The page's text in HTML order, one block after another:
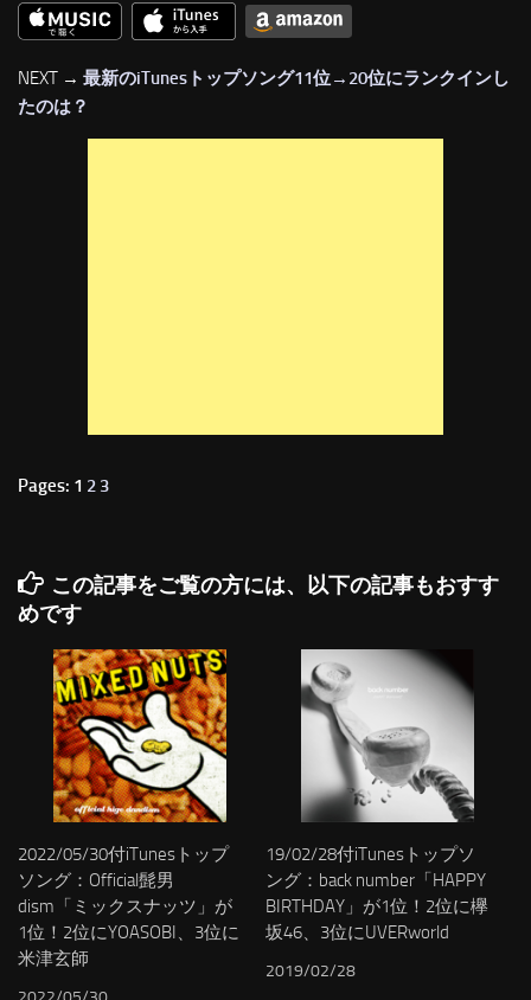
NEXT → 最新のiTunesトップソング11位→20位にランクインし
たのは？
Pages: 1 2 3
この記事をご覧の方には、以下の記事もおすす
めです
2022/05/30付iTunesトップ
ソング：Official髭男
dism「ミックスナッツ」が
1位！2位にYOASOBI、3位に
米津玄師
19/02/28付iTunesトップソ
ング：back number「HAPPY
BIRTHDAY」が1位！2位に欅
坂46、3位にUVERworld
2019/02/28